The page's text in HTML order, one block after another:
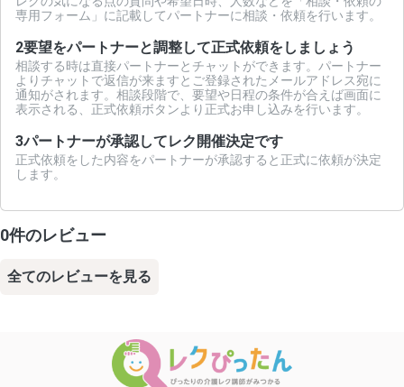
専用フォーム」に記載してパートナーに相談・依頼を行います。
2要望をパートナーと調整して正式依頼をしましょう
相談する時は直接パートナーとチャットができます。パートナー
よりチャットで返信が来ますとご登録されたメールアドレス宛に
通知がされます。相談段階で、要望や日程の条件が合えば画面に
表示される、正式依頼ボタンより正式お申し込みを行います。
3パートナーが承認してレク開催決定です
正式依頼をした内容をパートナーが承認すると正式に依頼が決定
します。
0件のレビュー
全てのレビューを見る